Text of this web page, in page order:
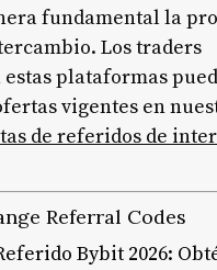
fundamental la
Los traders
plataformas
vigentes en
de referidos de
Referral Codes
Bybit 2026: